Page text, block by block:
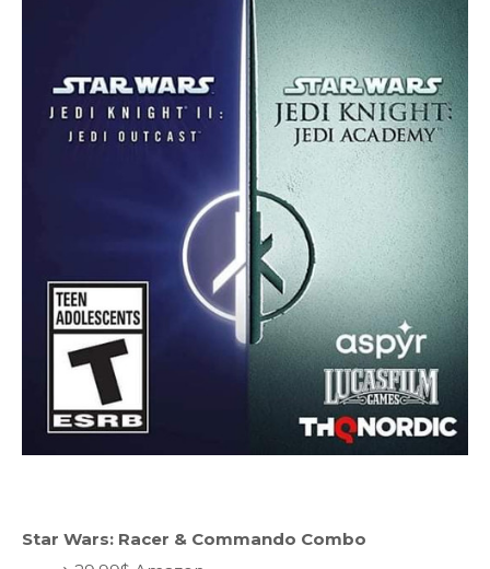
Star Wars: Racer & Commando Combo